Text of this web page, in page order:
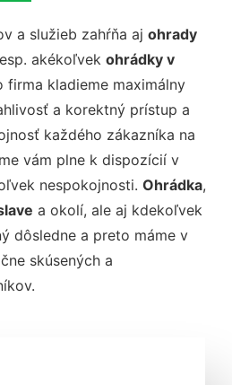
a služieb zahŕňa aj ohrady
akékoľvek ohrádky v
firma kladieme maximálny
a korektný prístup a
každého zákazníka na
vám plne k dispozícií v
nespokojnosti. Ohrádka,
a okolí, ale aj kdekoľvek
dôsledne a preto máme v
skúsených a